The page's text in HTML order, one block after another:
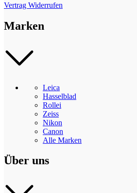
Vertrag Widerrufen
Marken
Leica
Hasselblad
Rollei
Zeiss
Nikon
Canon
Alle Marken
Über uns